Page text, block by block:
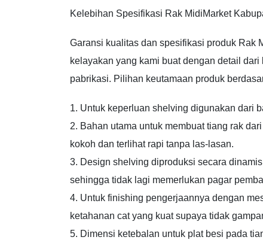
Kelebihan Spesifikasi Rak MidiMarket
Garansi kualitas dan spesifikasi produk Rak
kelayakan yang kami buat dengan detail
pabrikasi. Pilihan keutamaan produk
1. Untuk keperluan shelving digunakan dari
2. Bahan utama untuk membuat tiang rak
kokoh dan terlihat rapi tanpa las-lasan.
3. Design shelving diproduksi secara
sehingga tidak lagi memerlukan pagar
4. Untuk finishing pengerjaannya dengan
ketahanan cat yang kuat supaya tidak
5. Dimensi ketebalan untuk plat besi pada